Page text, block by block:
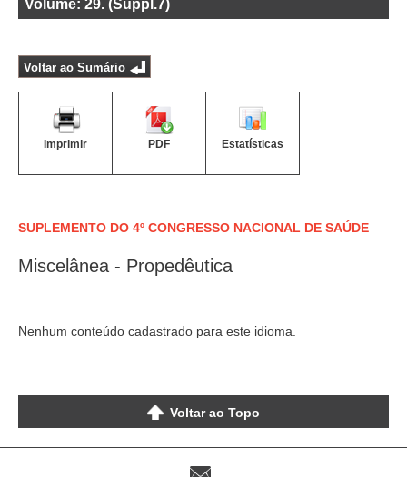
Volume: 29. (Suppl.7)
Voltar ao Sumário
Imprimir PDF Estatísticas
SUPLEMENTO DO 4º CONGRESSO NACIONAL DE SAÚDE
Miscelânea - Propedêutica
Nenhum conteúdo cadastrado para este idioma.
Voltar ao Topo